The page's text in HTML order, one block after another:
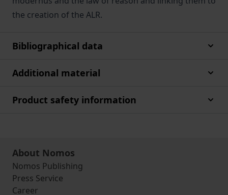
the creation of the ALR.
Bibliographical data
Additional material
Product safety information
About Nomos
Nomos Publishing
Press Service
Career